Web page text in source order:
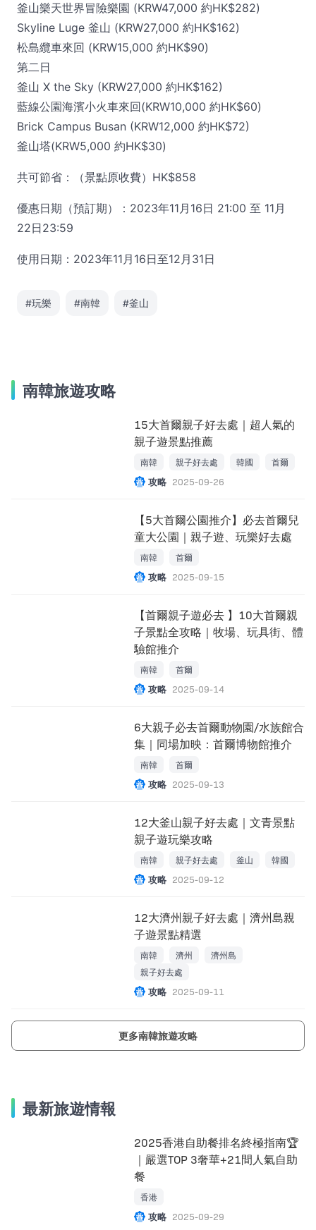
釜山樂天世界冒險樂園 (KRW47,000 約HK$282)
Skyline Luge 釜山 (KRW27,000 約HK$162)
松島纜車來回 (KRW15,000 約HK$90)
第二日
釜山 X the Sky (KRW27,000 約HK$162)
藍線公園海濱小火車來回(KRW10,000 約HK$60)
Brick Campus Busan (KRW12,000 約HK$72)
釜山塔(KRW5,000 約HK$30)
共可節省：（景點原收費）HK$858
優惠日期（預訂期）：2023年11月16日 21:00 至 11月
22日23:59
使用日期：2023年11月16日至12月31日
#玩樂 #南韓 #釜山
南韓旅遊攻略
15大首爾親子好去處｜超人氣的
親子遊景點推薦
南韓 親子好去處 韓國 首爾
攻略 2025-09-26
【5大首爾公園推介】必去首爾兒
童大公園｜親子遊、玩樂好去處
南韓 首爾
攻略 2025-09-15
【首爾親子遊必去 】10大首爾親
子景點全攻略｜牧場、玩具街、體
驗館推介
南韓 首爾
攻略 2025-09-14
6大親子必去首爾動物園/水族館合
集｜同場加映：首爾博物館推介
南韓 首爾
攻略 2025-09-13
12大釜山親子好去處｜文青景點
親子遊玩樂攻略
南韓 親子好去處 釜山 韓國
攻略 2025-09-12
12大濟州親子好去處｜濟州島親
子遊景點精選
南韓 濟州
濟州島
親子好去處
攻略 2025-09-11
更多南韓旅遊攻略
最新旅遊情報
2025香港自助餐排名終極指南🏆
｜嚴選TOP 3奢華+21間人氣自助
餐
香港
攻略 2025-09-29